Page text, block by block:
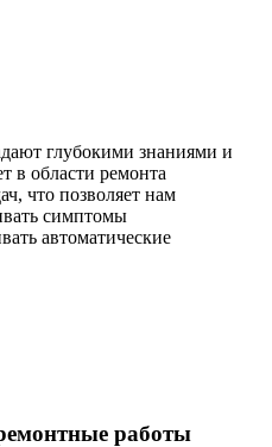
глубокими знаниями и
в области ремонта
что позволяет нам
симптомы
автоматические
работы